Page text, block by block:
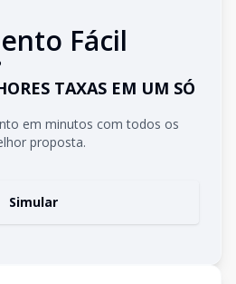
Fácil
TAXAS EM UM SÓ
em minutos com todos os
proposta.
Simular